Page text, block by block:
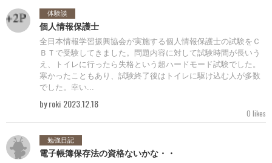
体験談
個人情報保護士
全日本情報学習振興協会が実施する個人情報保護士の試験をＣ
ＢＴで受験してきました。問題内容に対して試験時間が長いう
え、トイレに行ったら失格という超ハードモード試験でした。
寒かったこともあり、試験終了後はトイレに駆け込む人が多数
でした。幸い...
by roki 2023.12.18
0 likes
勉強日記
電子帳簿保存法の資格ないかな・・